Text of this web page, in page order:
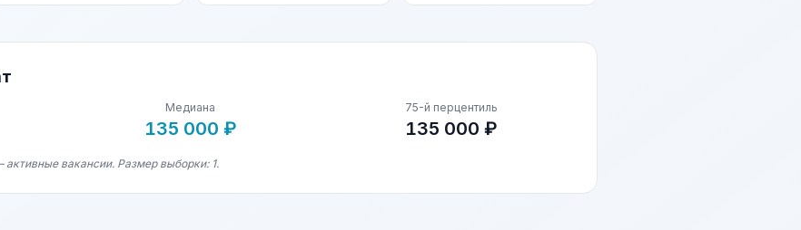
Медиана
135 000 ₽
75-й перцентиль
135 000 ₽
вакансии. Размер выборки: 1.